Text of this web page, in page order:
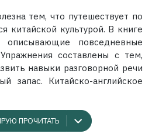
тем, что путешествует по
китайской культурой. В книге
описывающие повседневные
составлены с тем,
навыки разговорной речи
запас. Китайско-английское
ПРОЧИТАТЬ